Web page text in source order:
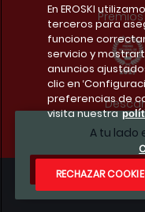
A tu lado
Condiciones
En EROSKI
terceros para
funcione
servicio y
anuncios
clic en
preferencias de
visita nuestra
RECHAZAR